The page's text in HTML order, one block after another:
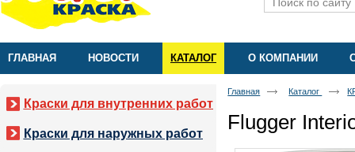
ГЛАВНАЯ НОВОСТИ КАТАЛОГ О КОМПАНИИ
Краски для внутренних работ
Краски для наружных работ
Главная Каталог
Flugger